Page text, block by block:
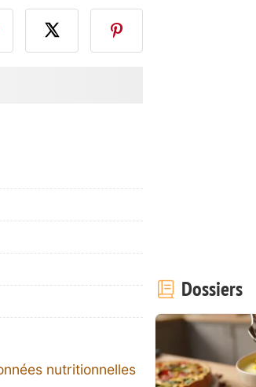
nutritionnelles
Dossiers